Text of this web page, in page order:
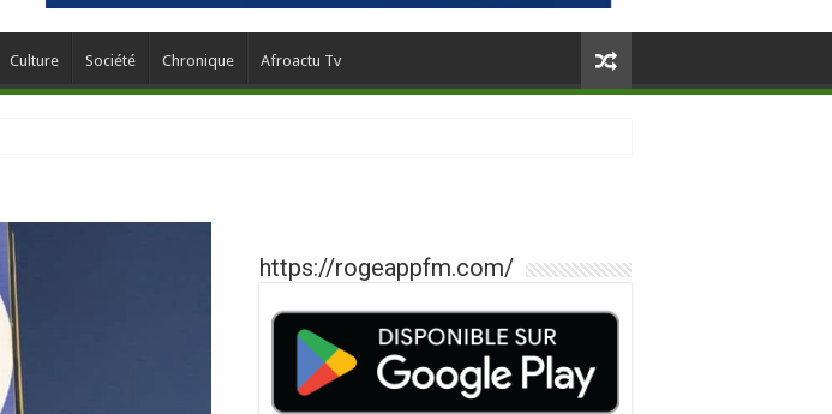
Culture Société Chronique Afroactu Tv
https://rogeappfm.com/